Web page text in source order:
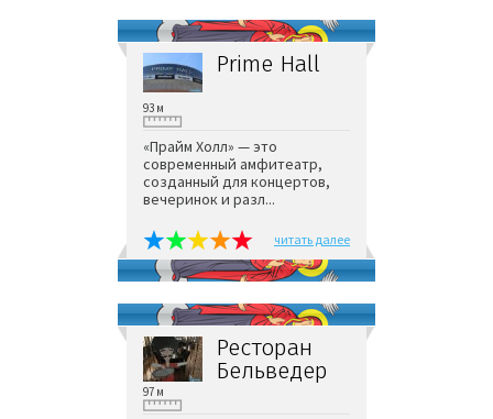
Prime Hall
93 м
«Прайм Холл» — это
современный амфитеатр,
созданный для концертов,
вечеринок и разл...
читать далее
Ресторан
Бельведер
97 м